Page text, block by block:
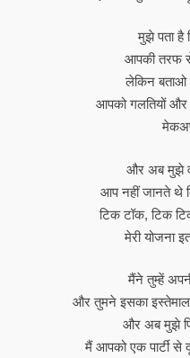
मुझे पता है
आपकी तरफ से
लेकिन बताओ
आपको गलतियों
और अब मुझे
आप नहीं जानते थे
टिक टॉक, टिक
मेरी योजना
मैंने तुम्हें
और तुमने इसका
और अब मुझे
मैं आपको एक पार्टी से